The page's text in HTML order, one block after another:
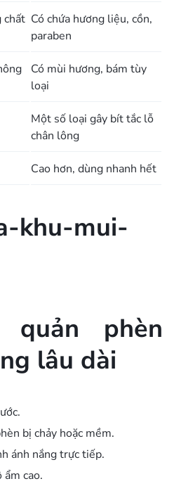
chất Có chứa hương liệu, cồn,
paraben
Có mùi hương, bám tùy
loại
Một số loại gây bít tắc lỗ
chân lông
Cao hơn, dùng nhanh hết
quản phèn
lâu dài
bị chảy hoặc mềm.
ánh nắng trực tiếp.
ẩm cao.